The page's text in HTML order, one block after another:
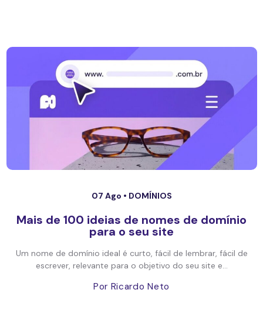
07 Ago • DOMÍNIOS
Mais de 100 ideias de nomes de domínio
para o seu site
Um nome de domínio ideal é curto, fácil de lembrar, fácil de
escrever, relevante para o objetivo do seu site e...
Por Ricardo Neto